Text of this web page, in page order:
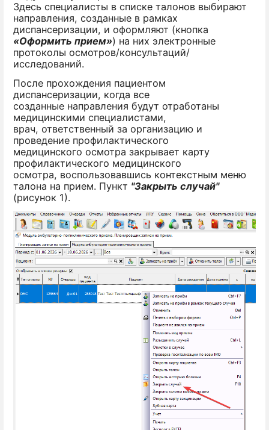
Здесь специалисты в списке талонов выбирают
направления, созданные в рамках
диспансеризации, и оформляют (кнопка
«Оформить прием») на них электронные
протоколы осмотров/консультаций/
исследований.
После прохождения пациентом
диспансеризации, когда все
созданные направления будут отработаны
медицинскими специалистами,
врач, ответственный за организацию и
проведение профилактического
медицинского осмотра закрывает карту
профилактического медицинского
осмотра, воспользовавшись контекстным меню
талона на прием. Пункт "Закрыть случай"
(рисунок 1).